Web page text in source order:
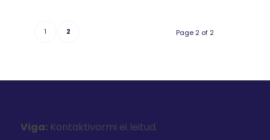
Page 2 of 2
1 2
Viga:Kontaktivormi ei leitud.